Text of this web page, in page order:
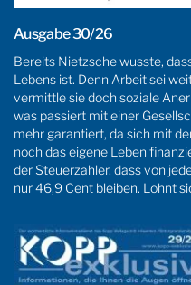
Ausgabe 30/26
Bereits Nietzsche wusste,
Lebens ist. Denn Arbeit sei
vermittle sie doch soziale
was passiert mit einer
mehr garantiert, da sich mit
noch das eigene Leben
der Steuerzahler, dass von
nur 46,9 Cent bleiben. Lohnt